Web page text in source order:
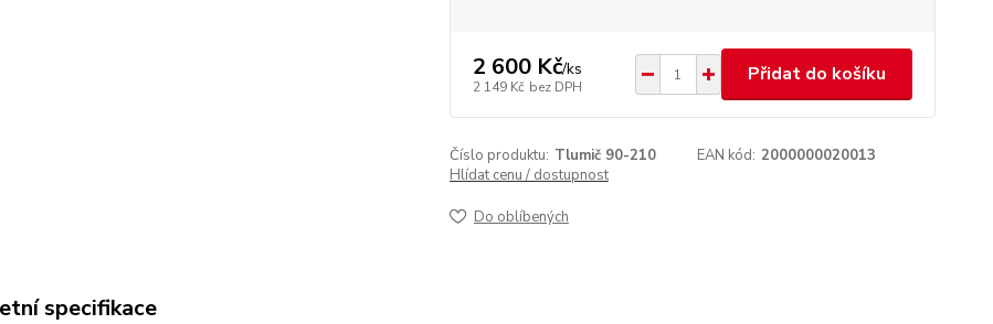
2 600 Kč/ks
2 149 Kč bez DPH
Přidat do košíku
Číslo produktu: Tlumič 90-210 EAN kód: 2000000020013
Hlídat cenu / dostupnost
Do oblíbených
specifikace